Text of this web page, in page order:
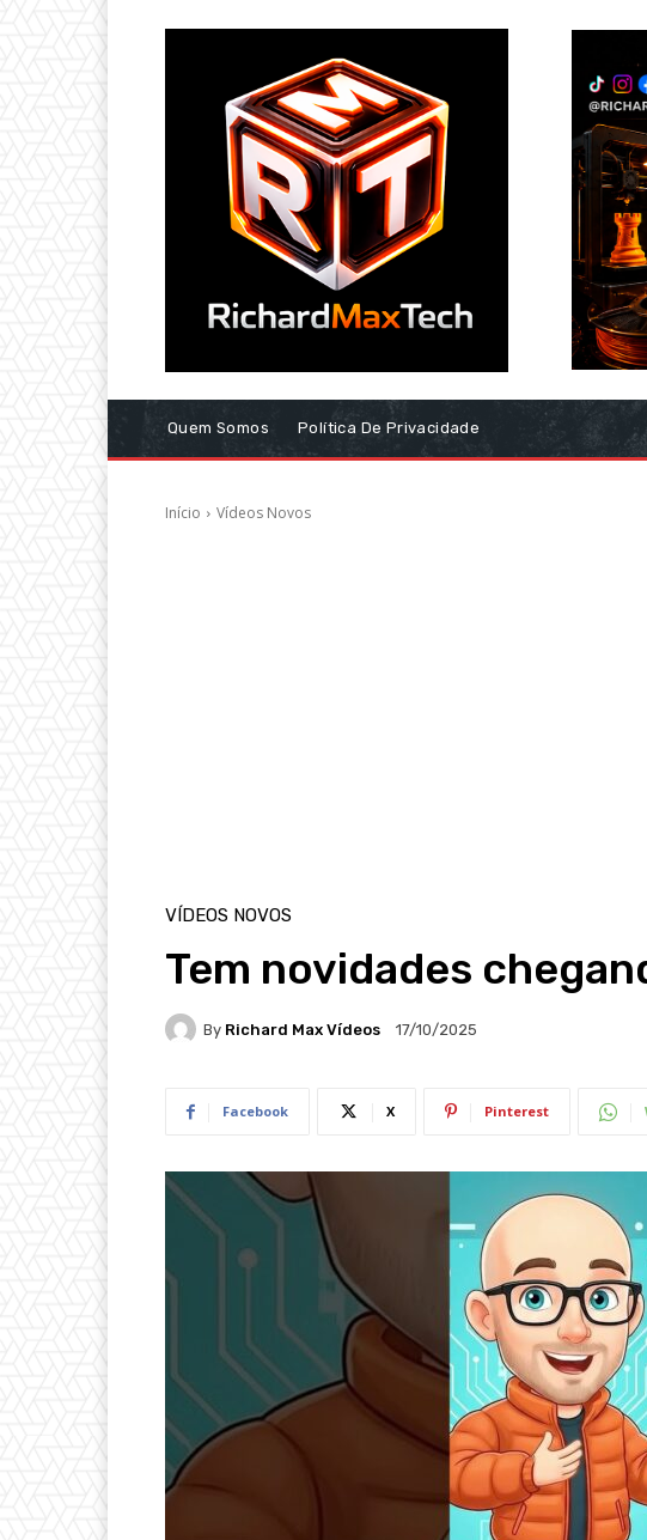
Quem Somos Política De Privacidade
Início Vídeos Novos
VÍDEOS NOVOS
Tem novidades
By Richard Max Vídeos 17/10/2025
Facebook X Pinterest